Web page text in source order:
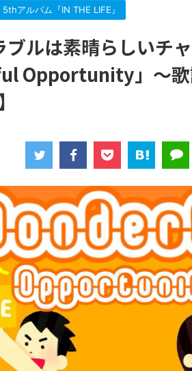
5thアルバム『IN THE LIFE』
ブルは素晴らしいチ
Opportunity」～歌